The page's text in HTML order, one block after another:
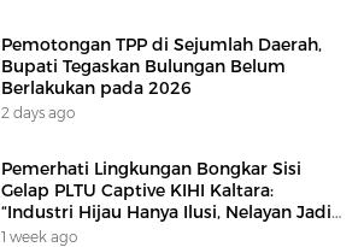
Pemotongan TPP di Sejumlah Daerah,
Bupati Tegaskan Bulungan Belum
Berlakukan pada 2026
2 days ago
Pemerhati Lingkungan Bongkar Sisi
Gelap PLTU Captive KIHI Kaltara:
“Industri Hijau Hanya Ilusi, Nelayan Jadi
Korban”
1 week ago